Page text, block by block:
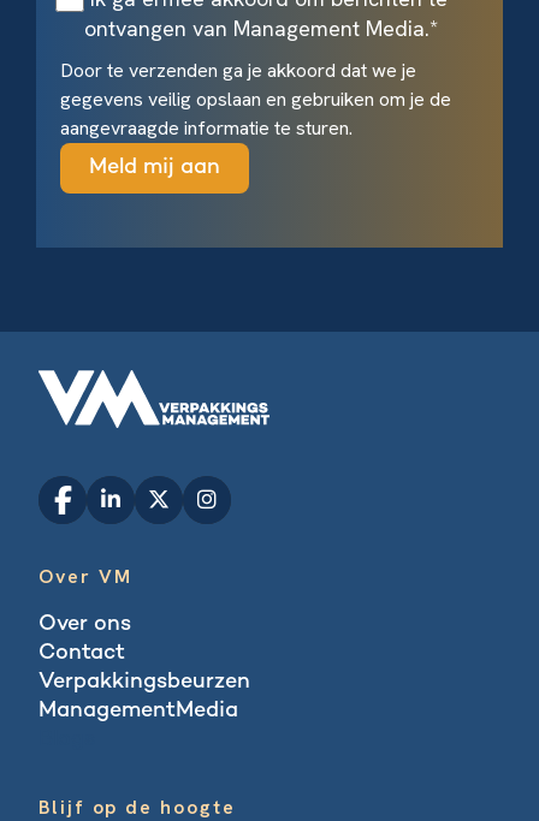
ontvangen van Management Media.*
Door te verzenden ga je akkoord dat we je
gegevens veilig opslaan en gebruiken om je de
aangevraagde informatie te sturen.
Over VM
Over ons
Contact
Verpakkingsbeurzen
ManagementMedia
Blijf op de hoogte